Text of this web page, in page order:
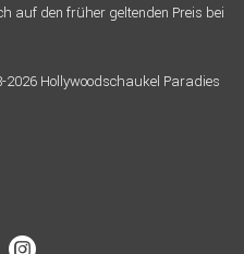
auf den früher geltenden Preis bei
2026 Hollywoodschaukel Paradies